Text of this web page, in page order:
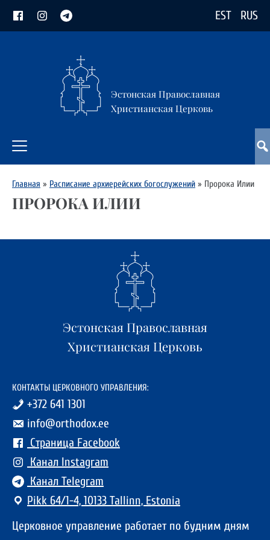
EST RUS
Эстонская Православная
Христианская Церковь
Главная » Расписание архиерейских богослужений » Пророка Илии
ПРОРОКА ИЛИИ
Эстонская Православная
Христианская Церковь
КОНТАКТЫ ЦЕРКОВНОГО УПРАВЛЕНИЯ:
+372 641 1301
info@orthodox.ee
Страница Facebook
Канал Instagram
Канал Telegram
Pikk 64/1-4, 10133 Tallinn, Estonia
Церковное управление работает по будним дням